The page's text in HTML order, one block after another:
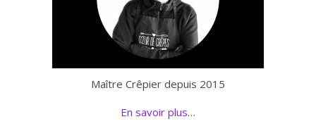
Maître Crêpier depuis 2015
En savoir plus…